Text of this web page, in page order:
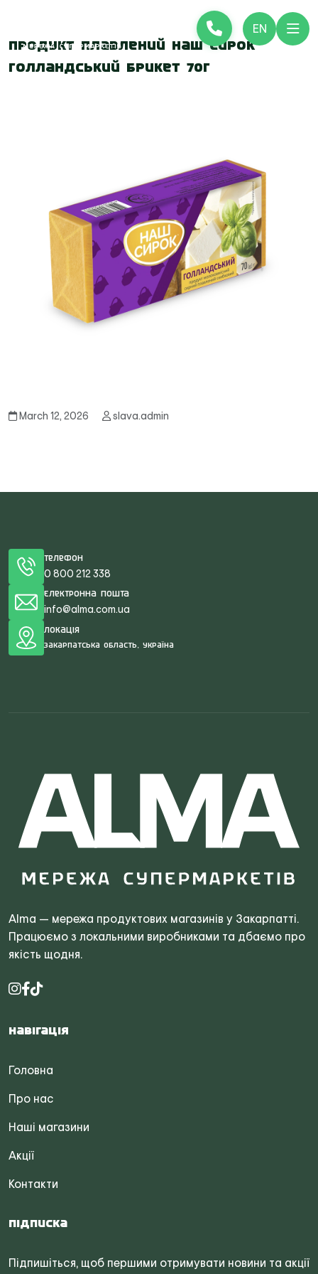
EN
Продукт плавлений Наш сирок
Голландський брикет 70г
March 12, 2026 slava.admin
Телефон
0 800 212 338
Електронна пошта
info@alma.com.ua
Локація
Закарпатська область, Україна
Alma — мережа продуктових магазинів у Закарпатті.
Працюємо з локальними виробниками та дбаємо про
якість щодня.
Навігація
Головна
Про нас
Наші магазини
Акції
Контакти
Підписка
Підпишіться, щоб першими отримувати новини та акції